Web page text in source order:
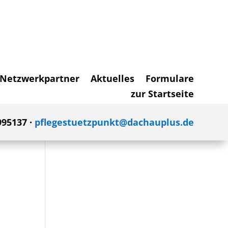
Netzwerkpartner Aktuelles
Formulare
zur Startseite
· pflegestuetzpunkt@dachauplus.de